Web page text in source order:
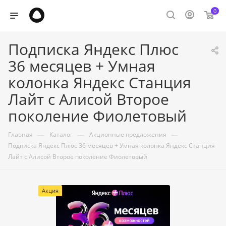
0
Подписка Яндекс Плюс
36 месяцев + Умная
колонка Яндекс Станция
Лайт с Алисой Второе
поколение Фиолетовый
Главная — Каталог — Акционные предложения —
Подписка Яндекс Плюс 36 месяцев + Умная колонка Яндекс Станция
Лайт с Алисой Второе поколение Фиолетовый
Акция